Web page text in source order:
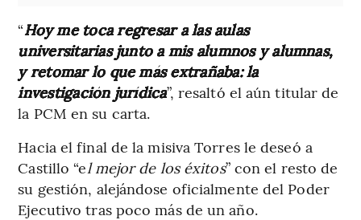
“Hoy me toca regresar a las aulas
universitarias junto a mis alumnos y alumnas,
y retomar lo que más extrañaba: la
investigación jurídica”, resaltó el aún titular de
la PCM en su carta.
Hacia el final de la misiva Torres le deseó a
Castillo “el mejor de los éxitos” con el resto de
su gestión, alejándose oficialmente del Poder
Ejecutivo tras poco más de un año.